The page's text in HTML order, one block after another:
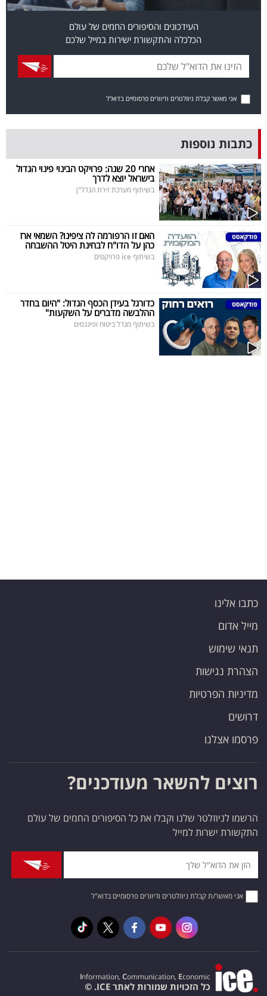
המילון
הכלכלי
פודקאסט
40
UNDER
40
שיתופי
פעולה
דרושים
ניוזלטרים
העידכונים והסיפורים החמים של עולם
הכלכלה והתקשורת ישירות במייל שלכם
אני מאשר קבלת ניוזלטרים ודיוורים פרסומיים בדוא"ל
כתבות נוספות
אחרי 20 שנה: פרויקט הבינוי פינוי הגדול
בישראל יוצא לדרך
בשיתוף מערכת זירת הנדל"ן
האם זו הרפורמה לה ציפינו? השמאי ארז
כהן על הדו"ח לבחינת היטל ההשבחה
בשיתוף ice פרויקטים
כדורגל בעידן הכסף הגדול: "היום בחדר
ההלבשה מדברים על השקעות"
בשיתוף מגדל ביטוח ופיננסים
כתבו אלינו
מייל אדום
תנאי שימוש
הצהרת נגישות
מדיניות הפרטיות
דרושים
פרסמו אצלנו
רוצים להשאר מעודכנים?
הרשמו לניוזלטר שלנו וקבלו את כל הסיפורים החמים של עולם
התקשורת ישרות למייל
אני מאשר/ת קבלת ניוזלטרים ודיוורים פרסומיים בדוא"ל
Information, Communication, Economic
כל הזכויות שמורות לאתר ICE. ©